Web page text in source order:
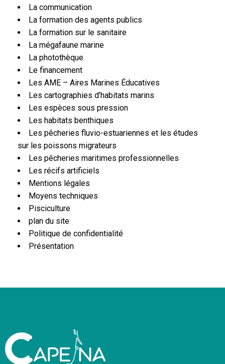
La communication
La formation des agents publics
La formation sur le sanitaire
La mégafaune marine
La photothèque
Le financement
Les AME – Aires Marines Éducatives
Les cartographies d’habitats marins
Les espèces sous pression
Les habitats benthiques
Les pêcheries fluvio-estuariennes et les études
sur les poissons migrateurs
Les pêcheries maritimes professionnelles
Les récifs artificiels
Mentions légales
Moyens techniques
Pisciculture
plan du site
Politique de confidentialité
Présentation